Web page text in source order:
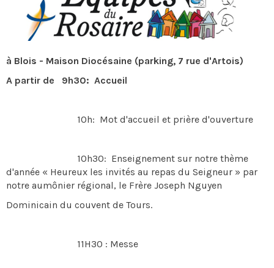
​à Blois - Maison Diocésaine (parking, 7 rue d'Artois)
A partir de 9h30​: Accueil
10h​: Mot d'accueil et prière d'ouverture
10h30​: Enseignement sur notre thème
d'année « Heureux les invités au repas du Seigneur » par
notre aumônier régional, le Frère Joseph Nguyen
Dominicain du couvent de Tours.
11H30 : Messe